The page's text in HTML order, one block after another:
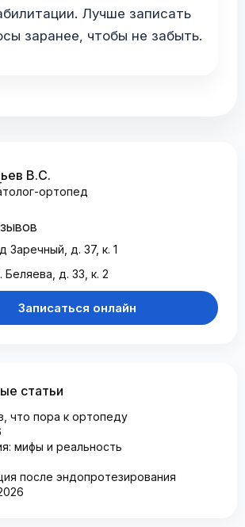
Лучше записать
заранее, чтобы не забыть.
В.С.
ортопед
Заречный, д. 37, к. 1
д. 33, к. 2
Записаться онлайн
статьи
что пора к ортопеду
мифы и реальность
после эндопротезирования